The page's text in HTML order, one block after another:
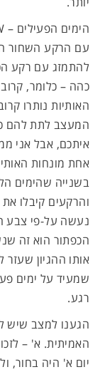
עם הרקע השחור
להתמזג עם רקע
כהה – כלומר,
האותיות נותרו
המעצב לתת להם
איתכם, אבל אני
אחת מונחות
בשנייה שהימים
והרקעים קיבלו
נעשה על-פי צבע
הכפתור הוא זה
אותו ההגיון
שמעיד על ימים
רגע.
הגענו למצב שיש
האמיתית. א' –
יום א' היה בחור,